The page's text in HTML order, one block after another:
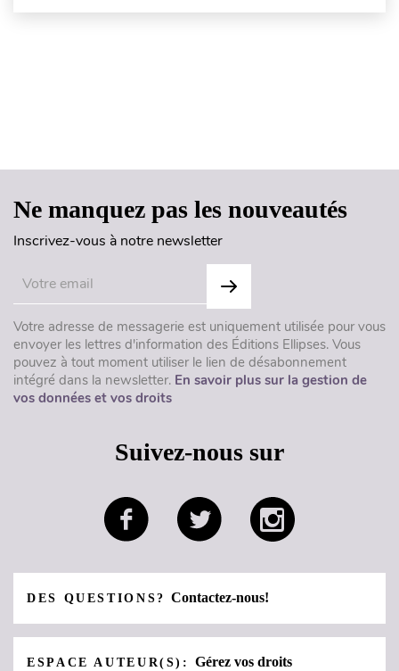
Ne manquez pas les nouveautés
Inscrivez-vous à notre newsletter
Votre adresse de messagerie est uniquement utilisée pour vous
envoyer les lettres d'information des Éditions Ellipses. Vous
pouvez à tout moment utiliser le lien de désabonnement
intégré dans la newsletter. En savoir plus sur la gestion de
vos données et vos droits
Suivez-nous sur
DES QUESTIONS?Contactez-nous!
ESPACE AUTEUR(S):Gérez vos droits